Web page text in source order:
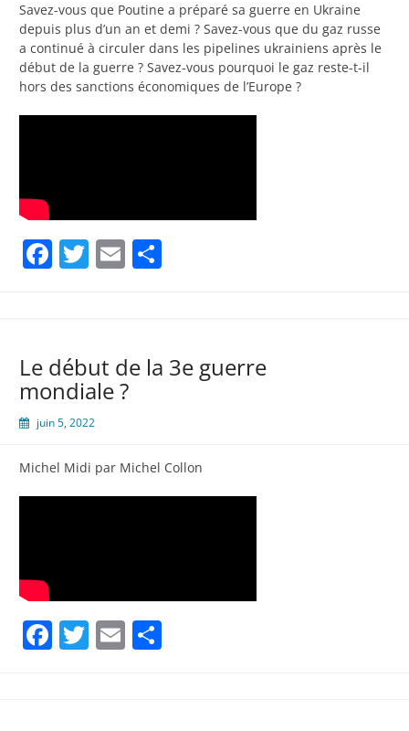
Savez-vous que Poutine a préparé sa guerre en Ukraine
depuis plus d’un an et demi ? Savez-vous que du gaz russe
a continué à circuler dans les pipelines ukrainiens après le
début de la guerre ? Savez-vous pourquoi le gaz reste-t-il
hors des sanctions économiques de l’Europe ?
Facebook
Twitter
Email
Le début de la 3e guerre
mondiale ?
juin 5, 2022
Michel Midi par Michel Collon
Facebook
Twitter
Email